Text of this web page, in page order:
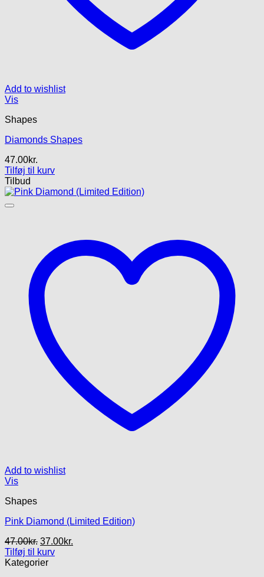
Add to wishlist
Vis
Shapes
Diamonds Shapes
47.00kr.
Tilføj til kurv
Tilbud
Add to wishlist
Vis
Shapes
Pink Diamond (Limited Edition)
47.00kr. Den
oprindelige
pris
37.00kr.
Tilføj til kurv
Kategorier